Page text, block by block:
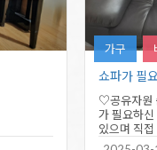
가구
쇼파가 필
♡공유자원
가 필요하
있으며 직
기부센터 후